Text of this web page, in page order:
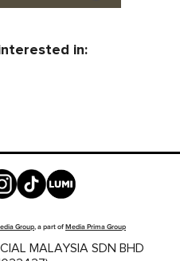
in:
Group, a part ofMedia Prima Group
MALAYSIA SDN BHD